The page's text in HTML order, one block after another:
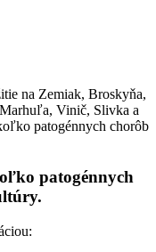
na Zemiak, Broskyňa,
Vinič, Slivka a
patogénnych chorôb
patogénnych